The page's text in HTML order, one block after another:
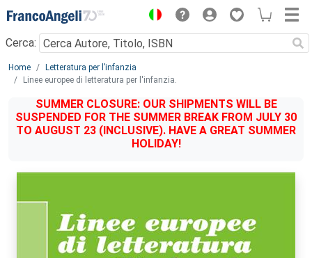
Menu
Cerca:
Main content
Home
Letteratura per l’infanzia
Linee europee di letteratura per l'infanzia.
SUMMER CLOSURE: OUR SHIPMENTS WILL BE
SUSPENDED FOR THE SUMMER BREAK FROM JULY 30
TO AUGUST 23 (INCLUSIVE). HAVE A GREAT SUMMER
HOLIDAY!